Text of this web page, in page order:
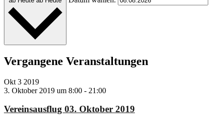
Vergangene Veranstaltungen
Okt 3 2019
3. Oktober 2019 um 8:00 - 21:00
Vereinsausflug 03. Oktober 2019